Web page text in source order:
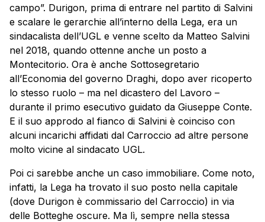
campo”. Durigon, prima di entrare nel partito di Salvini
e scalare le gerarchie all’interno della Lega, era un
sindacalista dell’UGL e venne scelto da Matteo Salvini
nel 2018, quando ottenne anche un posto a
Montecitorio. Ora è anche Sottosegretario
all’Economia del governo Draghi, dopo aver ricoperto
lo stesso ruolo – ma nel dicastero del Lavoro –
durante il primo esecutivo guidato da Giuseppe Conte.
E il suo approdo al fianco di Salvini è coinciso con
alcuni incarichi affidati dal Carroccio ad altre persone
molto vicine al sindacato UGL.
Poi ci sarebbe anche un caso immobiliare. Come noto,
infatti, la Lega ha trovato il suo posto nella capitale
(dove Durigon è commissario del Carroccio) in via
delle Botteghe oscure. Ma lì, sempre nella stessa